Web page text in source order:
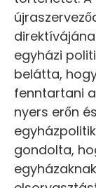
egyházi
belátta,
fenntartani
nyers erőn
gondolta,